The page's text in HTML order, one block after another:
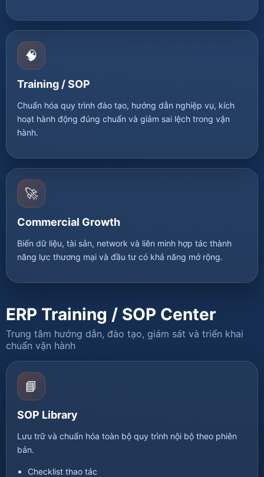
🧠
Training / SOP
Chuẩn hóa quy trình đào tạo, hướng dẫn nghiệp vụ, kích
hoạt hành động đúng chuẩn và giảm sai lệch trong vận
hành.
🚀
Commercial Growth
Biến dữ liệu, tài sản, network và liên minh hợp tác thành
năng lực thương mại và đầu tư có khả năng mở rộng.
ERP Training / SOP Center
Trung tâm hướng dẫn, đào tạo, giám sát và triển khai
chuẩn vận hành
📘
SOP Library
Lưu trữ và chuẩn hóa toàn bộ quy trình nội bộ theo phiên
bản.
Checklist thao tác